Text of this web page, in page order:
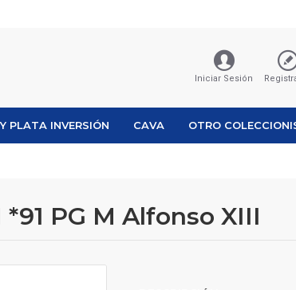
Iniciar Sesión
PLATA INVERSIÓN CAVA OTRO
PG M Alfonso XIII